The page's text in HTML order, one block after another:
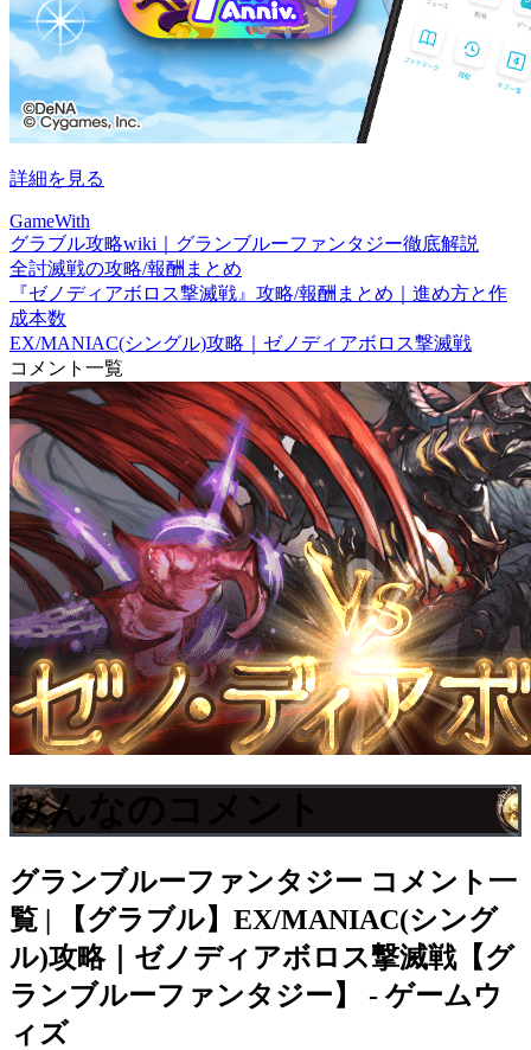
詳細を見る
GameWith
グラブル攻略wiki｜グランブルーファンタジー徹底解説
全討滅戦の攻略/報酬まとめ
『ゼノディアボロス撃滅戦』攻略/報酬まとめ｜進め方と作
成本数
EX/MANIAC(シングル)攻略｜ゼノディアボロス撃滅戦
コメント一覧
みんなのコメント
グランブルーファンタジー コメント一
覧 | 【グラブル】EX/MANIAC(シング
ル)攻略｜ゼノディアボロス撃滅戦【グ
ランブルーファンタジー】 - ゲームウ
ィズ